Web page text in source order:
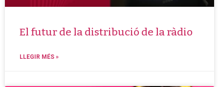
El futur de la distribució de la ràdio
LLEGIR MÉS »